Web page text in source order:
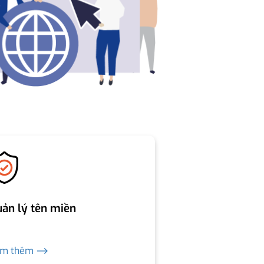
lý tên miền
thêm ⟶